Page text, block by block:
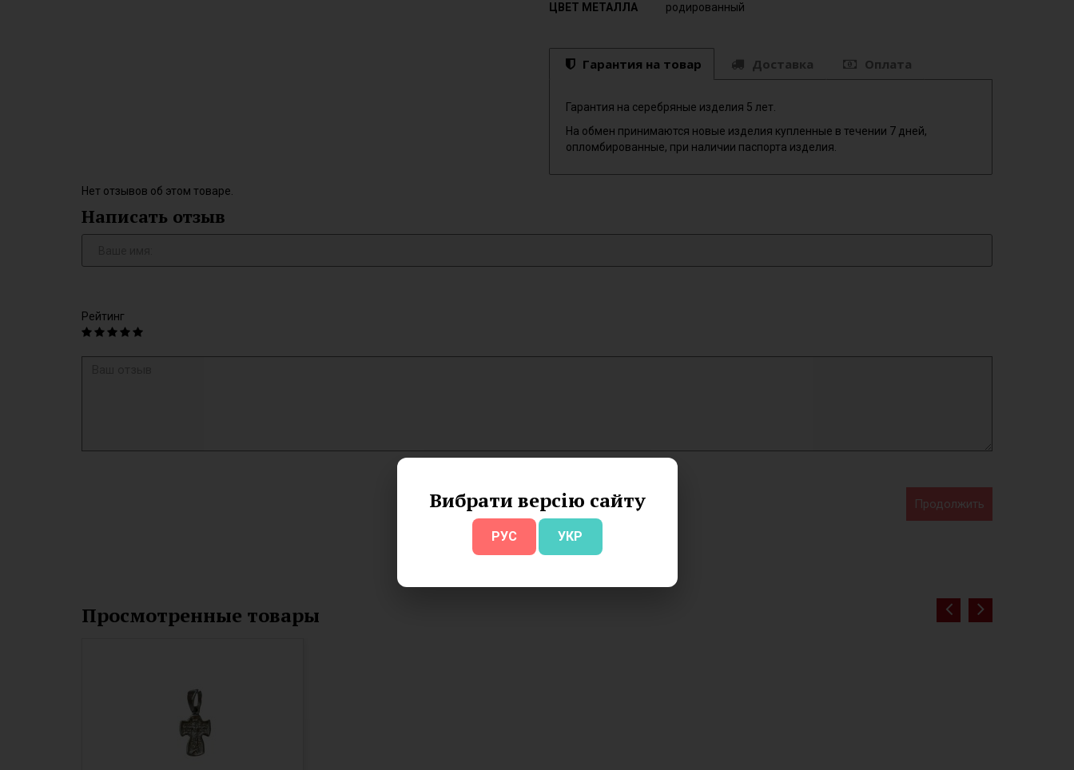
Вибрати версію сайту
РУС УКР
ЦВЕТ МЕТАЛЛА родированный
Гарантия на товар Доставка Оплата
Гарантия на серебряные изделия 5 лет.
На обмен принимаются новые изделия купленные в течении 7 дней,
опломбированные, при наличии паспорта изделия.
Нет отзывов об этом товаре.
Написать отзыв
Рейтинг
Продолжить
Просмотренные товары